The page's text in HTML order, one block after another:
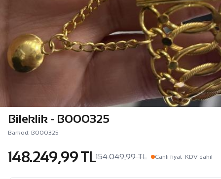
Bileklik - B000325
Barkod: B000325
148.249,99 TL154.049,99 TL Canli fiyat· KDV dahil